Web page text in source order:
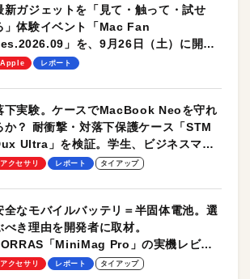
新ガジェットを「見て・触って・試せ
」体験イベント「Mac Fan
」を、9月26日（土）に開催
ます！
Apple レポート
下実験。ケースでMacBook Neoを守れ
か？ 耐衝撃・対落下保護ケース「STM
Ultra」を検証。学生、ビジネスマン
モバイルユースに最適！
アクセサリ レポート タイアップ
全なモバイルバッテリ＝半固体電池。選
べき理由を開発者に取材。
「MiniMag Pro」の実機レビュ
も
アクセサリ レポート タイアップ